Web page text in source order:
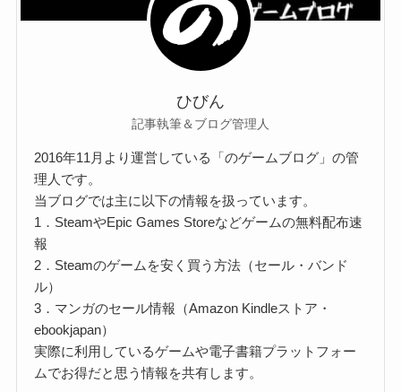
ひびん
記事執筆＆ブログ管理人
2016年11月より運営している「のゲームブログ」の管
理人です。
当ブログでは主に以下の情報を扱っています。
1．SteamやEpic Games Storeなどゲームの無料配布速
報
2．Steamのゲームを安く買う方法（セール・バンド
ル）
3．マンガのセール情報（Amazon Kindleストア・
ebookjapan）
実際に利用しているゲームや電子書籍プラットフォー
ムでお得だと思う情報を共有します。